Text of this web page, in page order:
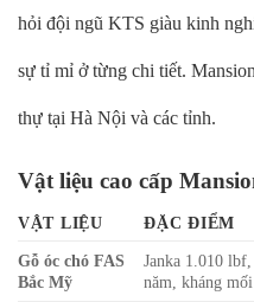
hỏi đội ngũ KTS giàu kinh
sự tỉ mỉ ở từng chi tiết.
thự tại Hà Nội và các tỉnh.
Vật liệu cao cấp
VẬT LIỆU ĐẶC ĐIỂM
Gỗ óc chó FAS
Bắc Mỹ
Janka 1.010
năm, kháng